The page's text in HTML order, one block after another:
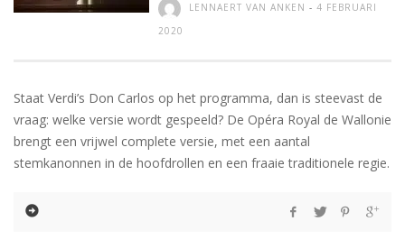
LENNAERT VAN ANKEN - 4 FEBRUARI
2020
Staat Verdi’s Don Carlos op het programma, dan is steevast de
vraag: welke versie wordt gespeeld? De Opéra Royal de Wallonie
brengt een vrijwel complete versie, met een aantal
stemkanonnen in de hoofdrollen en een fraaie traditionele regie.